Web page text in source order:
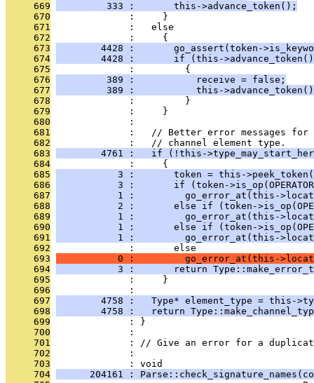
     669
         333 :       this->advance_token();
     670
              :     }
     671
              :   else
     672
              :     {
     673
4428 :       go_assert(token-
     674
4428 :       if (this-
     675
              :         {
     676
         389 :           receive = false;
     677
389 :           this-
     678
              :         }
     679
              :     }
     680
              :
     681
:   // Better error messages
     682
              :   // channel element type.
     683
4761 :   if (!this-
     684
              :     {
     685
3 :       token = this-
     686
3 :       if (token-
     687
1 :         go_error_at(this-
     688
2 :       else if (token-
     689
1 :         go_error_at(this-
     690
1 :       else if (token-
     691
1 :         go_error_at(this-
     692
              :       else
     693
0 :         go_error_at(this-
     694
3 :       return
     695
              :     }
     696
              :
     697
4758 :   Type* element_type = this-
     698
4758 :   return
     699
              : }
     700
              :
     701
: // Give an error for a
     702
              :
     703
              : void
     704
204161 :